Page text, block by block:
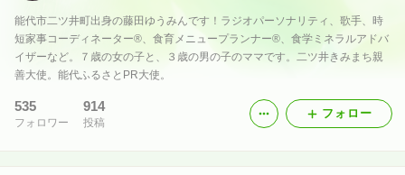
能代市二ツ井町出身の藤田ゆうみんです！ラジオパーソナリティ、歌手、時
短家事コーディネーター®︎、食育メニュープランナー®︎、食学ミネラルアドバ
イザーなど。７歳の女の子と、３歳の男の子のママです。二ツ井きみまち親
善大使。能代ふるさとPR大使。
535
フォロワー
914
投稿
フォロー